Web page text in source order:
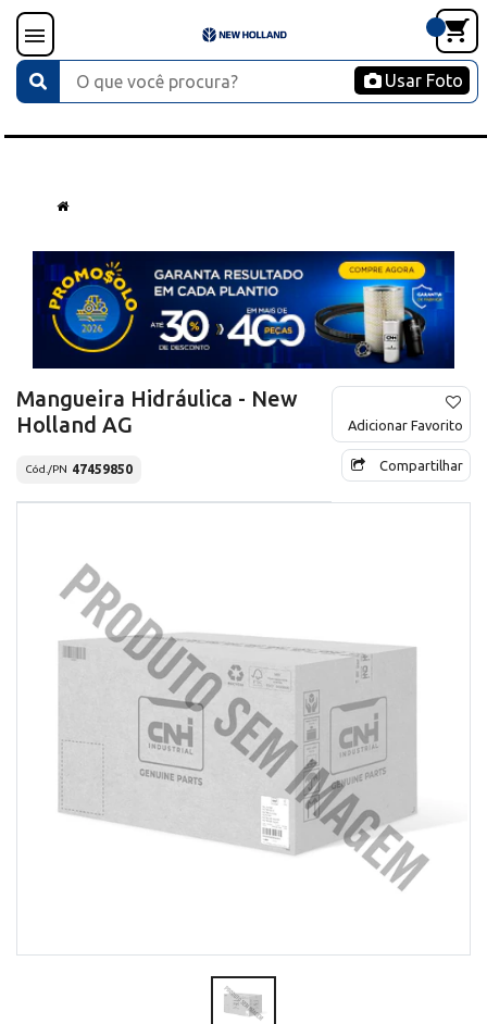
Usar Foto
Mangueira Hidráulica - New
Holland AG
Cód./PN 47459850
Adicionar Favorito
Compartilhar